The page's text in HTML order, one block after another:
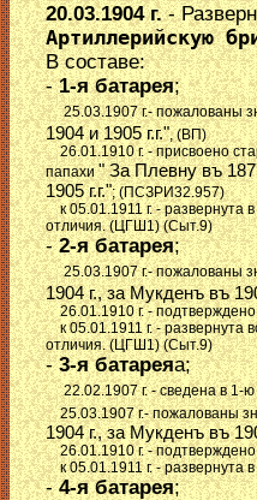
20.03.1904 г.-
Артиллерийскую
В составе:
-1-я батарея;
25.03.1907 г.- пожалованы
1904 и 1905 г.г.", (ВП)
26.01.1910 г. - присвоено
папахи" За Плевну въ
1905 г.г."; (ПСЗРИ32.957)
к 05.01.1911 г. - развернута
отличия. (ЦГШ1) (Сыт.9)
-2-я батарея;
25.03.1907 г.- пожалованы
1904 г., за Мукденъ въ
26.01.1910 г. -
к 05.01.1911 г. - развернута
отличия. (ЦГШ1) (Сыт.9)
-3-я батареяа;
22.02.1907 г. - сведена в
25.03.1907 г.- пожалованы
1904 г., за Мукденъ въ
26.01.1910 г. -
к 05.01.1911 г. - развернута
-4-я батарея;